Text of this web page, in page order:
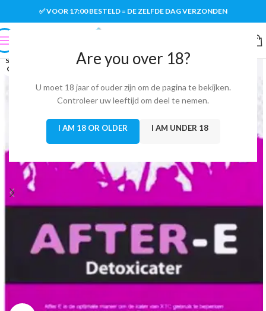
Are you over 18?
U moet 18 jaar of ouder zijn om de pagina te bekijken.
Controleer uw leeftijd om deel te nemen.
I AM 18 OR OLDER I AM UNDER 18
✅ VOOR 17:00 BESTELD = DE ZELFDE DAG VERZONDEN
SOLD
OUT